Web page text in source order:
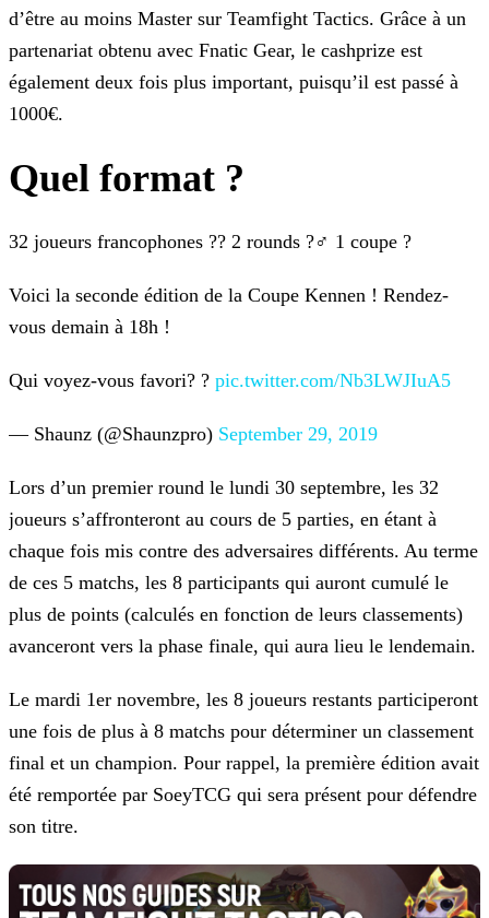
d’être au moins Master sur Teamfight Tactics. Grâce à un
partenariat obtenu avec Fnatic Gear, le cashprize est
également deux fois plus important, puisqu’il est passé à
1000€.
Quel format ?
32 joueurs francophones ?? 2 rounds ?‍♂️ 1 coupe ?
Voici la seconde édition de la Coupe Kennen ! Rendez-
vous demain à 18h !
Qui voyez-vous favori? ? pic.twitter.com/Nb3LWJIuA5
— Shaunz (@Shaunzpro) September 29, 2019
Lors d’un premier round le lundi 30 septembre, les 32
joueurs s’affronteront au cours de 5 parties, en étant à
chaque fois mis contre des adversaires différents. Au terme
de ces 5 matchs, les 8 participants qui auront cumulé le
plus de points (calculés en fonction de leurs classements)
avanceront vers la phase finale, qui aura lieu le lendemain.
Le mardi 1er novembre, les 8 joueurs restants participeront
une fois de plus à 8 matchs pour déterminer un classement
final et un champion. Pour rappel, la première édition avait
été remportée par SoeyTCG qui sera présent pour défendre
son titre.